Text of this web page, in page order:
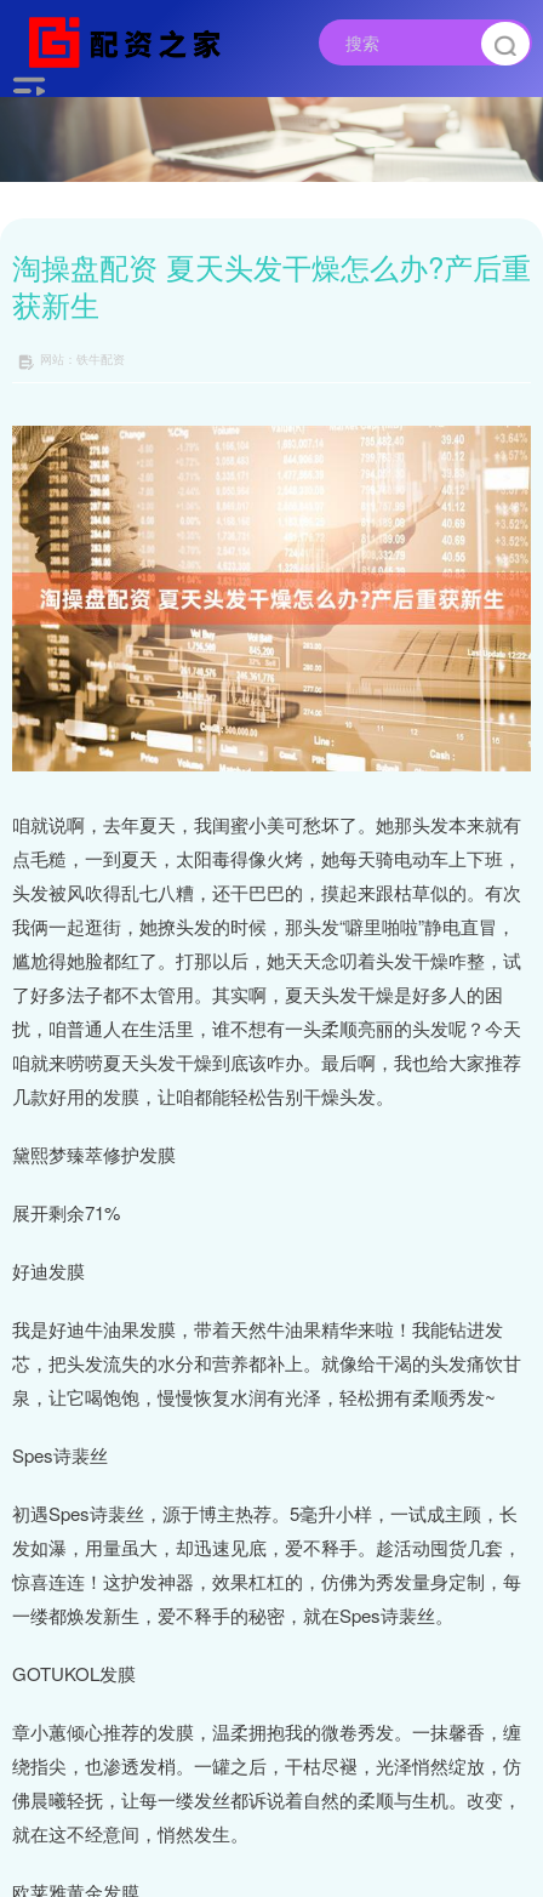
淘操盘配资 夏天头发干燥怎么办?产后重
获新生
网站：铁牛配资
咱就说啊，去年夏天，我闺蜜小美可愁坏了。她那头发本来就有
点毛糙，一到夏天，太阳毒得像火烤，她每天骑电动车上下班，
头发被风吹得乱七八糟，还干巴巴的，摸起来跟枯草似的。有次
我俩一起逛街，她撩头发的时候，那头发“噼里啪啦”静电直冒，
尴尬得她脸都红了。打那以后，她天天念叨着头发干燥咋整，试
了好多法子都不太管用。其实啊，夏天头发干燥是好多人的困
扰，咱普通人在生活里，谁不想有一头柔顺亮丽的头发呢？今天
咱就来唠唠夏天头发干燥到底该咋办。最后啊，我也给大家推荐
几款好用的发膜，让咱都能轻松告别干燥头发。
黛熙梦臻萃修护发膜
展开剩余71%
好迪发膜
我是好迪牛油果发膜，带着天然牛油果精华来啦！我能钻进发
芯，把头发流失的水分和营养都补上。就像给干渴的头发痛饮甘
泉，让它喝饱饱，慢慢恢复水润有光泽，轻松拥有柔顺秀发~
Spes诗裴丝
初遇Spes诗裴丝，源于博主热荐。5毫升小样，一试成主顾，长
发如瀑，用量虽大，却迅速见底，爱不释手。趁活动囤货几套，
惊喜连连！这护发神器，效果杠杠的，仿佛为秀发量身定制，每
一缕都焕发新生，爱不释手的秘密，就在Spes诗裴丝。
GOTUKOL发膜
章小蕙倾心推荐的发膜，温柔拥抱我的微卷秀发。一抹馨香，缠
绕指尖，也渗透发梢。一罐之后，干枯尽褪，光泽悄然绽放，仿
佛晨曦轻抚，让每一缕发丝都诉说着自然的柔顺与生机。改变，
就在这不经意间，悄然发生。